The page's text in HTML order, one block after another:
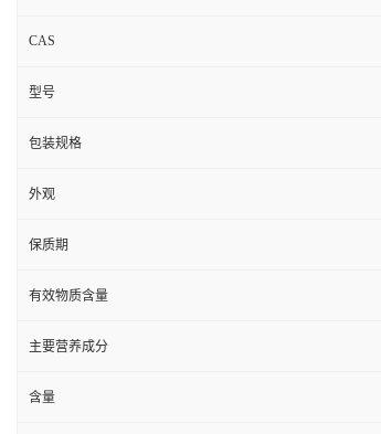
CAS
型号
包装规格
外观
保质期
有效物质含量
主要营养成分
含量